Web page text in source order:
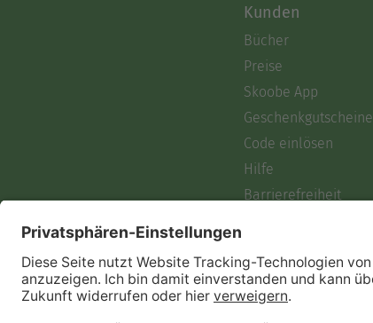
Kunden
Bücher
Preise
Skoobe App
Geschenkgutscheine
Code einlösen
Hilfe
Barrierefreiheit